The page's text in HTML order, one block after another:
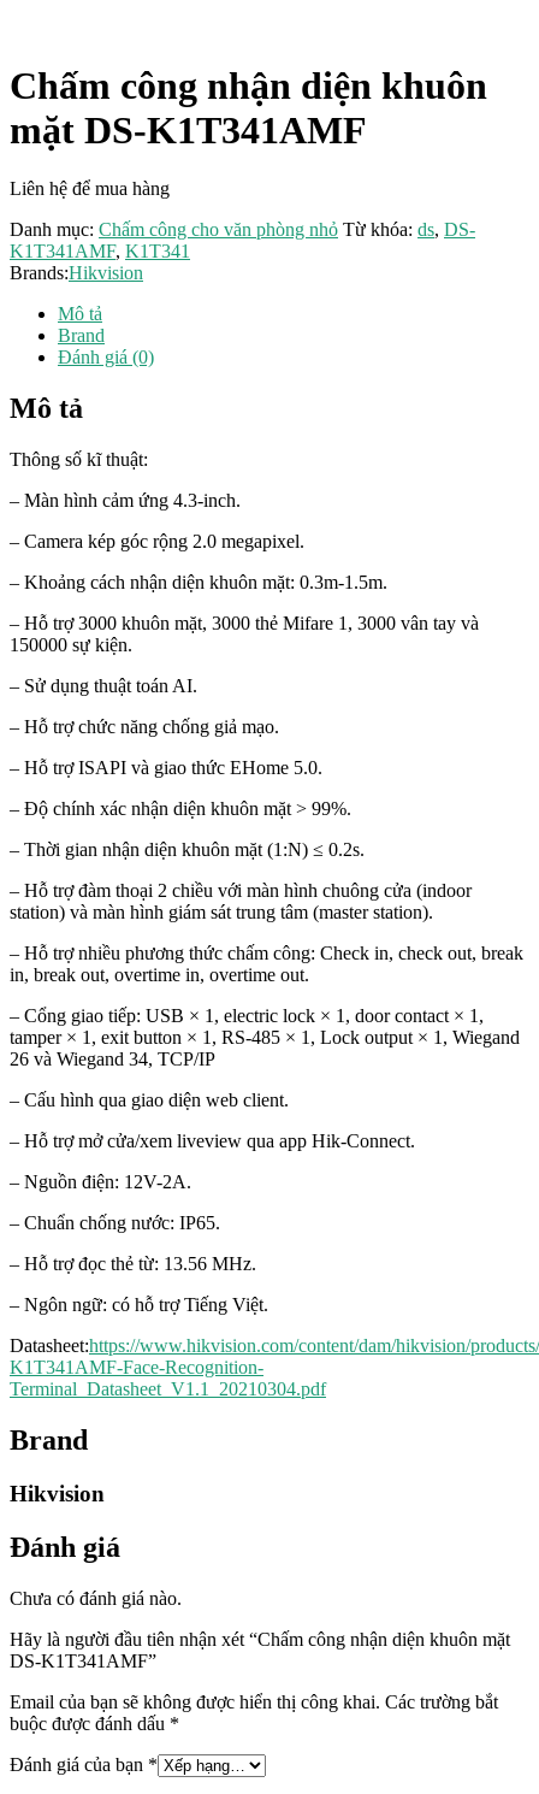
Chấm công nhận diện khuôn
mặt DS-K1T341AMF
Liên hệ để mua hàng
Danh mục: Chấm công cho văn phòng nhỏ Từ khóa: ds, DS-
K1T341AMF, K1T341
Brands:Hikvision
Mô tả
Brand
Đánh giá (0)
Mô tả
Thông số kĩ thuật:
– Màn hình cảm ứng 4.3-inch.
– Camera kép góc rộng 2.0 megapixel.
– Khoảng cách nhận diện khuôn mặt: 0.3m-1.5m.
– Hỗ trợ 3000 khuôn mặt, 3000 thẻ Mifare 1, 3000 vân tay và
150000 sự kiện.
– Sử dụng thuật toán AI.
– Hỗ trợ chức năng chống giả mạo.
– Hỗ trợ ISAPI và giao thức EHome 5.0.
– Độ chính xác nhận diện khuôn mặt > 99%.
– Thời gian nhận diện khuôn mặt (1:N) ≤ 0.2s.
– Hỗ trợ đàm thoại 2 chiều với màn hình chuông cửa (indoor
station) và màn hình giám sát trung tâm (master station).
– Hỗ trợ nhiều phương thức chấm công: Check in, check out, break
in, break out, overtime in, overtime out.
– Cổng giao tiếp: USB × 1, electric lock × 1, door contact × 1,
tamper × 1, exit button × 1, RS-485 × 1, Lock output × 1, Wiegand
26 và Wiegand 34, TCP/IP
– Cấu hình qua giao diện web client.
– Hỗ trợ mở cửa/xem liveview qua app Hik-Connect.
– Nguồn điện: 12V-2A.
– Chuẩn chống nước: IP65.
– Hỗ trợ đọc thẻ từ: 13.56 MHz.
– Ngôn ngữ: có hỗ trợ Tiếng Việt.
Datasheet:https://www.hikvision.com/content/dam/hikvision/
K1T341AMF-Face-Recognition-
Terminal_Datasheet_V1.1_20210304.pdf
Brand
Hikvision
Đánh giá
Chưa có đánh giá nào.
Hãy là người đầu tiên nhận xét “Chấm công nhận diện khuôn mặt
DS-K1T341AMF”
Email của bạn sẽ không được hiển thị công khai. Các trường bắt
buộc được đánh dấu *
Đánh giá của bạn *